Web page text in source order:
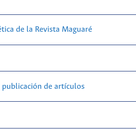
de la Revista Maguaré
publicación de artículos